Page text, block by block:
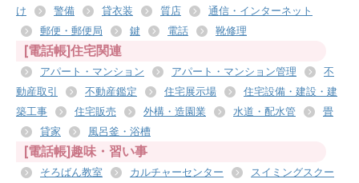
け
警備 貸衣装 質店
通信・インターネット
郵便・郵便局
鍵 電話 靴修理
[電話帳]住宅関連
アパート・マンション アパート・マンション管理
不
動産取引
不動産鑑定 住宅展示場
住宅設備・建設・建
築工事
住宅販売 外構・造園業 水道・配水管
畳
貸家
風呂釜・浴槽
[電話帳]趣味・習い事
そろばん教室 カルチャーセンター
スイミングスクー